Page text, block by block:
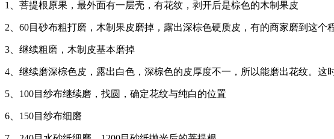
1、菩提根原果，最外面有一层壳，有花纹，剥开后是棕色的木制果皮
2、60目砂布粗打磨，木制果皮磨掉，露出深棕色硬质皮，有的商家磨到这个
3、继续粗磨，木制皮基本磨掉
4、继续磨深棕色皮，露出白色，深棕色的皮厚度不一，所以能磨出花纹。这
5、100目纱布继续磨，找圆，确定花纹与纯白的位置
6、150目纱布细磨